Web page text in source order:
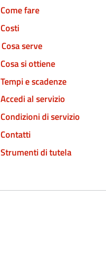
Come fare
Costi
Cosa serve
Cosa si ottiene
Tempi e scadenze
Accedi al servizio
Condizioni di servizio
Contatti
Strumenti di tutela